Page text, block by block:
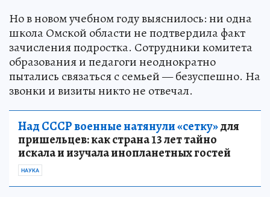
Но в новом учебном году выяснилось: ни одна
школа Омской области не подтвердила факт
зачисления подростка. Сотрудники комитета
образования и педагоги неоднократно
пытались связаться с семьей — безуспешно. На
звонки и визиты никто не отвечал.
Над СССР военные натянули «сетку»для
пришельцев: как страна 13 лет тайно
искала и изучала инопланетных гостей
НАУКА